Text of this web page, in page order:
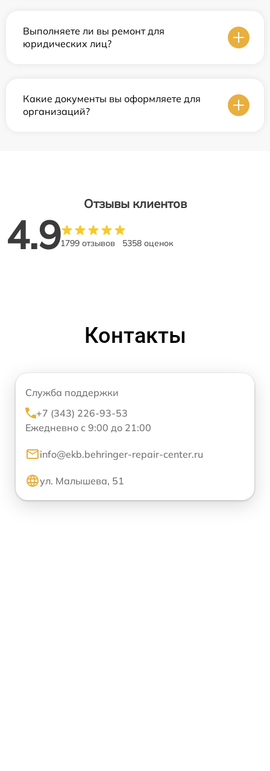
Выполняете ли вы ремонт для
юридических лиц?
Какие документы вы оформляете для
организаций?
Отзывы клиентов
4.91799 отзывов 5358 оценок
Контакты
Служба поддержки
+7 (343) 226-93-53
Ежедневно с 9:00 до 21:00
info@ekb.behringer-repair-center.ru
ул. Малышева, 51